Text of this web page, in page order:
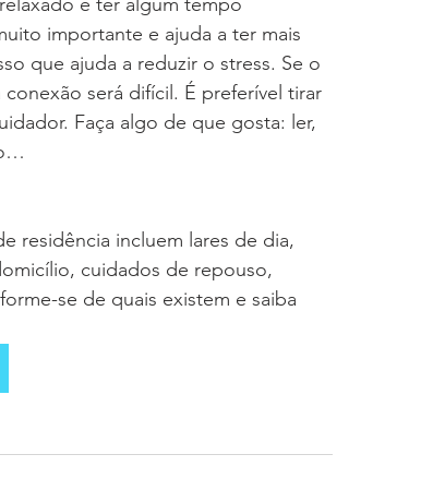
importante e ajuda a ter mais
que ajuda a reduzir o stress. Se o
será difícil. É preferível tirar
Faça algo de que gosta: ler,
residência incluem lares de dia,
cuidados de repouso,
se de quais existem e saiba